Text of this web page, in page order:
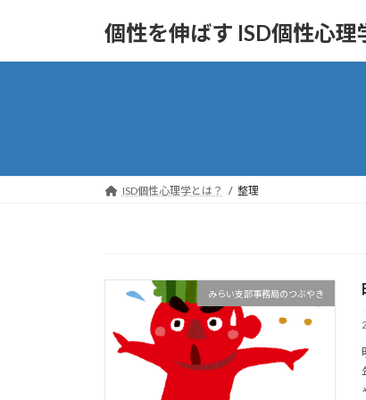
ッ
移
個性を伸ばす ISD個性心
ISD個性心理学とは？ 整理
みらい支部事務局のつぶやき